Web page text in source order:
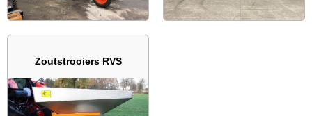
Zoutstrooiers RVS